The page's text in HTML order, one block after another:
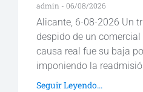
admin 06/08/2026
Alicante, 6-08-2026 Un
despido de un
causa real fue su baja
imponiendo la
Seguir Leyendo...